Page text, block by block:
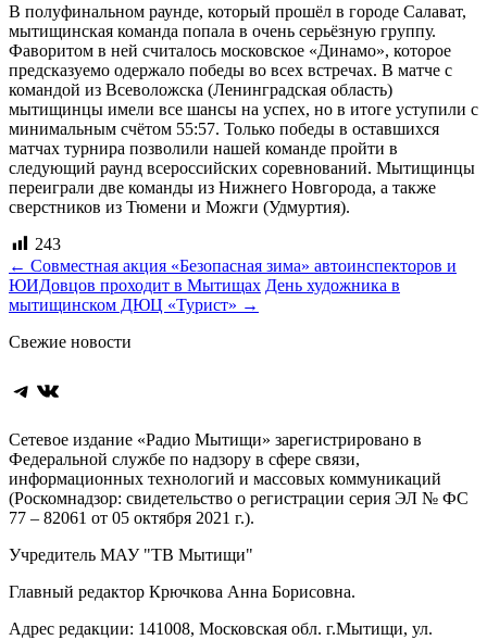
В полуфинальном раунде, который прошёл в городе Салават,
мытищинская команда попала в очень серьёзную группу.
Фаворитом в ней считалось московское «Динамо», которое
предсказуемо одержало победы во всех встречах. В матче с
командой из Всеволожска (Ленинградская область)
мытищинцы имели все шансы на успех, но в итоге уступили с
минимальным счётом 55:57. Только победы в оставшихся
матчах турнира позволили нашей команде пройти в
следующий раунд всероссийских соревнований. Мытищинцы
переиграли две команды из Нижнего Новгорода, а также
сверстников из Тюмени и Можги (Удмуртия).
243
Навигация
по
← Совместная акция «Безопасная зима» автоинспекторов и
ЮИДовцов проходит в Мытищах День художника в
мытищинском ДЮЦ «Турист» →
Свежие новости
Telegram
ВКонтакте
Сетевое издание «Радио Мытищи» зарегистрировано в
Федеральной службе по надзору в сфере связи,
информационных технологий и массовых коммуникаций
(Роскомнадзор: свидетельство о регистрации серия ЭЛ № ФС
77 – 82061 от 05 октября 2021 г.).
Учредитель МАУ "ТВ Мытищи"
Главный редактор Крючкова Анна Борисовна.
Адрес редакции: 141008, Московская обл. г.Мытищи, ул.